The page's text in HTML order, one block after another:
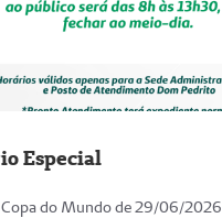
Especial
Copa do Mundo de 29/06/2026